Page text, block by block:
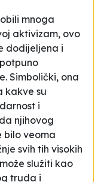
mnoga
aktivizam, ovo
dodijeljena i
Simbolički, ona
kakve su
i
njihovog
bilo veoma
svih tih visokih
služiti kao
truda i